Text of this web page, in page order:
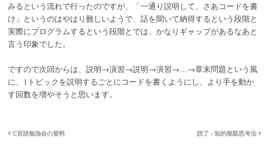
みるという流れで行ったのですが、「一通り説明して、さあコードを書
け」というのはやはり難しいようで、話を聞いて納得するという段階と
実際にプログラムするという段階とでは、かなりギャップがあるなあと
言う印象でした。
ですので次回からは、説明→演習→説明→演習→…→章末問題という風
に、1トピックを説明するごとにコードを書くようにし、より手を動か
す回数を増やそうと思います。
C言語勉強会の資料 読了 - 知的複眼思考法